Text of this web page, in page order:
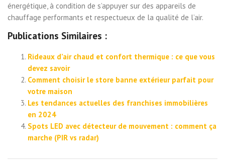
énergétique, à condition de s’appuyer sur des appareils de
chauffage performants et respectueux de la qualité de l’air.
Publications Similaires :
Rideaux d’air chaud et confort thermique : ce que vous
devez savoir
Comment choisir le store banne extérieur parfait pour
votre maison
Les tendances actuelles des franchises immobilières
en 2024
Spots LED avec détecteur de mouvement : comment ça
marche (PIR vs radar)